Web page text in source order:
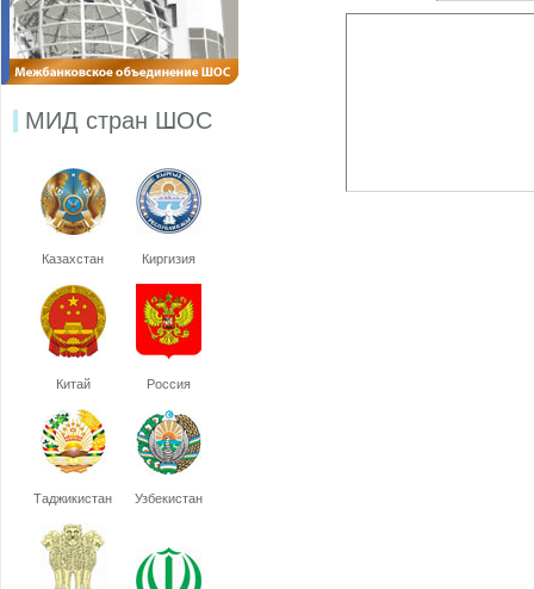
МИД стран ШОС
Казахстан Киргизия
Китай Россия
Таджикистан Узбекистан